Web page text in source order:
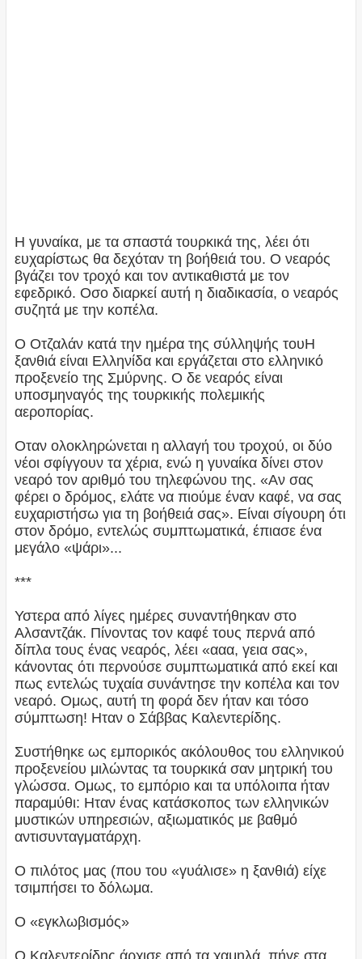
Η γυναίκα, με τα σπαστά τουρκικά της, λέει ότι
ευχαρίστως θα δεχόταν τη βοήθειά του. Ο νεαρός
βγάζει τον τροχό και τον αντικαθιστά με τον
εφεδρικό. Οσο διαρκεί αυτή η διαδικασία, ο νεαρός
συζητά με την κοπέλα.
Ο Οτζαλάν κατά την ημέρα της σύλληψής τουΗ
ξανθιά είναι Ελληνίδα και εργάζεται στο ελληνικό
προξενείο της Σμύρνης. Ο δε νεαρός είναι
υποσμηναγός της τουρκικής πολεμικής
αεροπορίας.
Οταν ολοκληρώνεται η αλλαγή του τροχού, οι δύο
νέοι σφίγγουν τα χέρια, ενώ η γυναίκα δίνει στον
νεαρό τον αριθμό του τηλεφώνου της. «Αν σας
φέρει ο δρόμος, ελάτε να πιούμε έναν καφέ, να σας
ευχαριστήσω για τη βοήθειά σας». Είναι σίγουρη ότι
στον δρόμο, εντελώς συμπτωματικά, έπιασε ένα
μεγάλο «ψάρι»...
***
Υστερα από λίγες ημέρες συναντήθηκαν στο
Αλσαντζάκ. Πίνοντας τον καφέ τους περνά από
δίπλα τους ένας νεαρός, λέει «ααα, γεια σας»,
κάνοντας ότι περνούσε συμπτωματικά από εκεί και
πως εντελώς τυχαία συνάντησε την κοπέλα και τον
νεαρό. Ομως, αυτή τη φορά δεν ήταν και τόσο
σύμπτωση! Ηταν ο Σάββας Καλεντερίδης.
Συστήθηκε ως εμπορικός ακόλουθος του ελληνικού
προξενείου μιλώντας τα τουρκικά σαν μητρική του
γλώσσα. Ομως, το εμπόριο και τα υπόλοιπα ήταν
παραμύθι: Ηταν ένας κατάσκοπος των ελληνικών
μυστικών υπηρεσιών, αξιωματικός με βαθμό
αντισυνταγματάρχη.
Ο πιλότος μας (που του «γυάλισε» η ξανθιά) είχε
τσιμπήσει το δόλωμα.
Ο «εγκλωβισμός»